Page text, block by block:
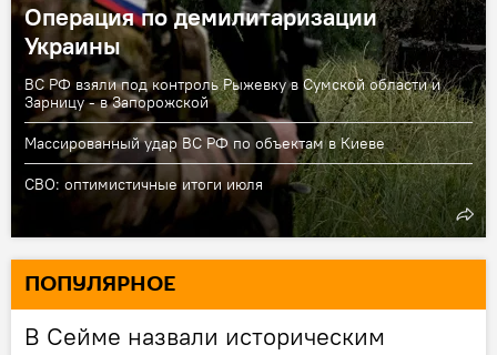
Операция по демилитаризации
Украины
ВС РФ взяли под контроль Рыжевку в Сумской области и
Зарницу - в Запорожской
Массированный удар ВС РФ по объектам в Киеве
СВО: оптимистичные итоги июля
ПОПУЛЯРНОЕ
В Сейме назвали историческим